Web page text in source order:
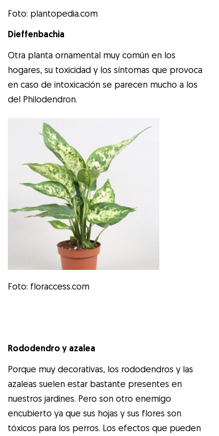
Foto: plantopedia.com
Dieffenbachia
Otra planta ornamental muy común en los
hogares, su toxicidad y los síntomas que provoca
en caso de intoxicación se parecen mucho a los
del Philodendron.
Foto: floraccess.com
Rododendro y azalea
Porque muy decorativas, los rododendros y las
azaleas suelen estar bastante presentes en
nuestros jardines. Pero son otro enemigo
encubierto ya que sus hojas y sus flores son
tóxicos para los perros. Los efectos que pueden